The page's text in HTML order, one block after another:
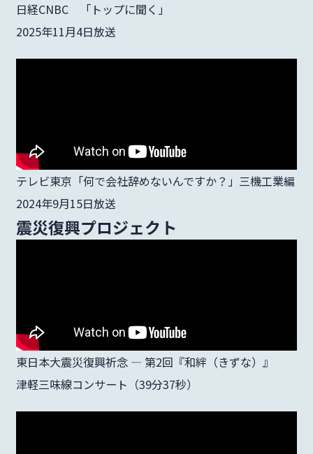
日経CNBC 「トップに聞く」
2025年11月4日放送
テレビ東京「何で会社辞めないんですか？」三機工業編
2024年9月15日放送
震災復興プロジェクト
東日本大震災復興祈念 ― 第2回『和絆（きずな）』
津軽三味線コンサート（39分37秒）